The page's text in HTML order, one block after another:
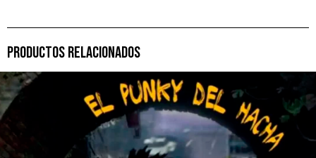
PRODUCTOS RELACIONADOS